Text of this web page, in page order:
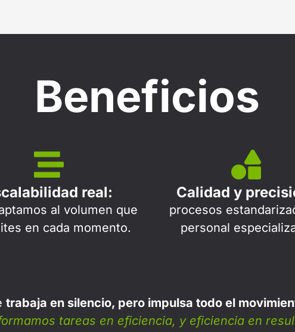
Beneficios
real:
al volumen que
en cada momento.
Calidad y
procesos
personal
trabaja en silencio, pero impulsa todo el
tareas en eficiencia, y eficiencia en